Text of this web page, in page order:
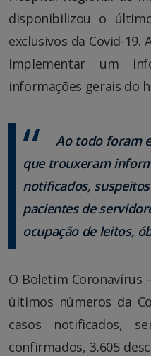
disponibilizou o
exclusivos da Covid-19.
implementar um
informações gerais do
Ao todo foram
que trouxeram
notificados,
pacientes de
ocupação de leitos,
O Boletim Coronavírus
últimos números da
casos notificados,
confirmados, 3.605